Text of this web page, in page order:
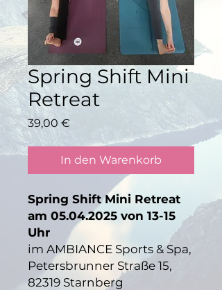
Spring Shift Mini
Retreat
39,00 €
In den Warenkorb
Spring Shift Mini Retreat
am 05.04.2025 von 13-15
Uhr
im AMBIANCE Sports & Spa,
Petersbrunner Straße 15,
82319 Starnberg